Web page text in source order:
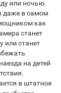
или ночью.
даже в самом
как
станет
или станет
на детей
в штатное